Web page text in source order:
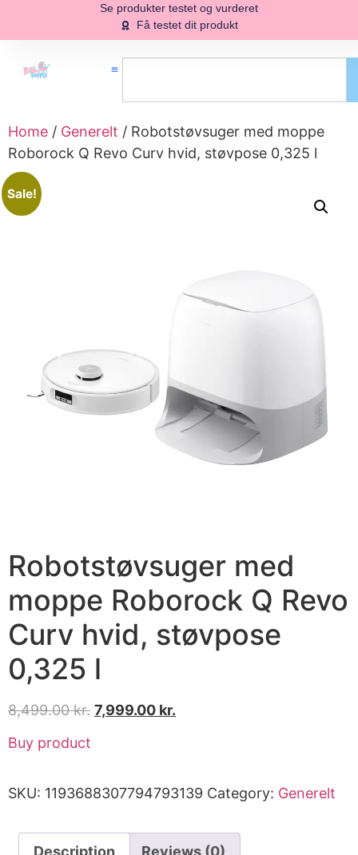
Se produkter testet og vurderet
Få testet dit produkt
Home / Generelt / Robotstøvsuger med moppe
Roborock Q Revo Curv hvid, støvpose 0,325 l
Sale!
Robotstøvsuger med
moppe Roborock Q Revo
Curv hvid, støvpose
0,325 l
8,499.00kr. 7,999.00 kr.
Buy product
SKU: 1193688307794793139 Category: Generelt
Description Reviews (0)